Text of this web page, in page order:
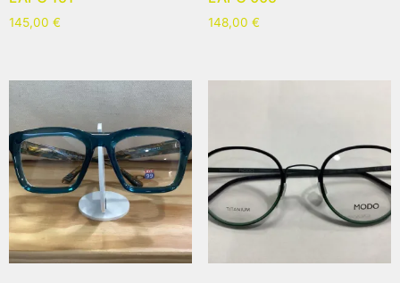
145,00 € 148,00 €